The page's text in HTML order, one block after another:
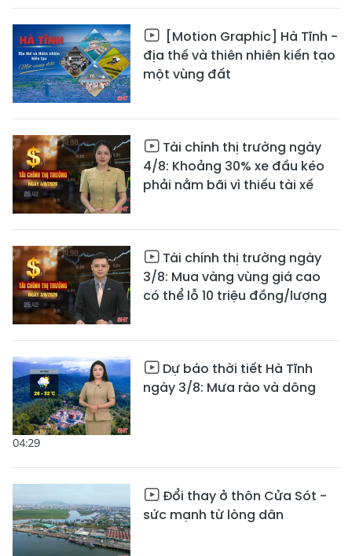
[Motion Graphic] Hà Tĩnh -
địa thế và thiên nhiên kiến tạo
một vùng đất
Tài chính thị trường ngày
4/8: Khoảng 30% xe đầu kéo
phải nằm bãi vì thiếu tài xế
Tài chính thị trường ngày
3/8: Mua vàng vùng giá cao
có thể lỗ 10 triệu đồng/lượng
04:29
Dự báo thời tiết Hà Tĩnh
ngày 3/8: Mưa rào và dông
Đổi thay ở thôn Cửa Sót -
sức mạnh từ lòng dân